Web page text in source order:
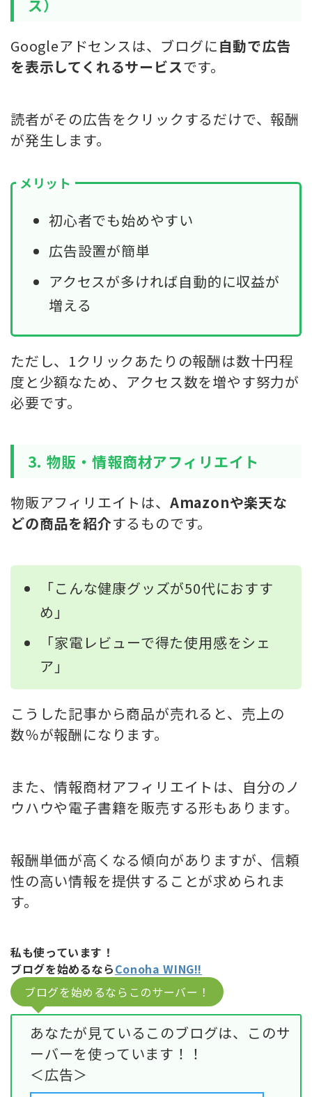
ス）
Googleアドセンスは、ブログに自動で広告
を表示してくれるサービスです。
読者がその広告をクリックするだけで、報酬
が発生します。
メリット
初心者でも始めやすい
広告設置が簡単
アクセスが多ければ自動的に収益が
増える
ただし、1クリックあたりの報酬は数十円程
度と少額なため、アクセス数を増やす努力が
必要です。
3. 物販・情報商材アフィリエイト
物販アフィリエイトは、 Amazonや楽天な
どの商品を紹介するものです。
「こんな健康グッズが50代におすす
め」
「家電レビューで得た使用感をシェ
ア」
こうした記事から商品が売れると、売上の
数％が報酬になります。
また、情報商材アフィリエイトは、自分のノ
ウハウや電子書籍を販売する形もあります。
報酬単価が高くなる傾向がありますが、信頼
性の高い情報を提供することが求められま
す。
私も使っています！
ブログを始めるならConoha WING!!
ブログを始めるならこのサーバー！
あなたが見ているこのブログは、このサ
ーバーを使っています！！
＜広告＞